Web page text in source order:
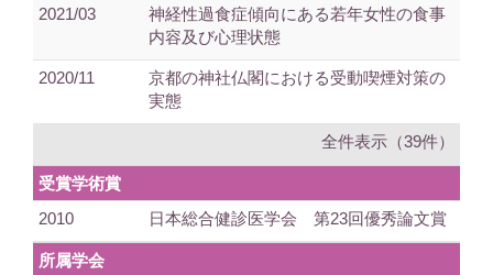
2021/03
神経性過食症傾向にある若年女性の食事
内容及び心理状態
2020/11
京都の神社仏閣における受動喫煙対策の
実態
全件表示（39件）
受賞学術賞
2010
日本総合健診医学会 第23回優秀論文賞
所属学会